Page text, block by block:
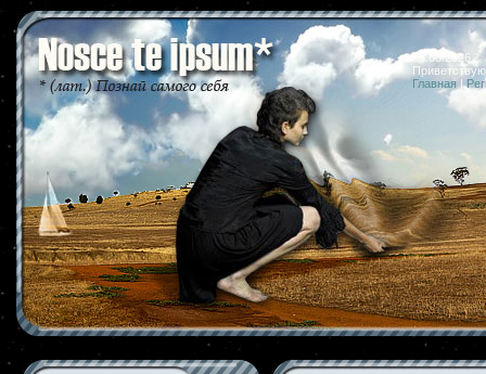
06.08.2026
Главная |